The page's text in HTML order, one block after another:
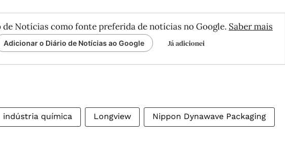
de Notícias como fonte preferida de notícias no Google. Saber mais
Adicionar o Diário de Notícias ao Google Já adicionei
indústria química Longview Nippon Dynawave Packaging